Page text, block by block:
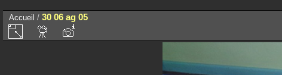
Accueil / 30 06 ag 05